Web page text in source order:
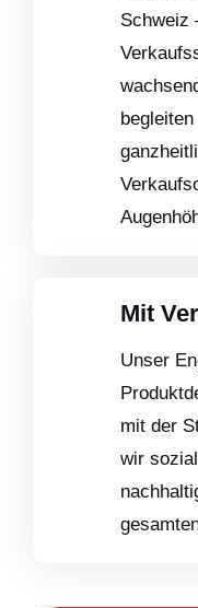
Schweiz
Mit
Unser
mit der
wir